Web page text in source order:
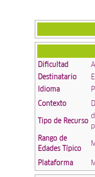
Dificultad
Destinatario
Idioma
Contexto
Tipo de Recurso
Rango de
Edades Típico
Plataforma